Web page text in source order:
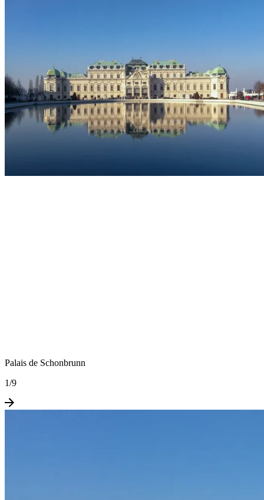
Palais de Schonbrunn
1/9